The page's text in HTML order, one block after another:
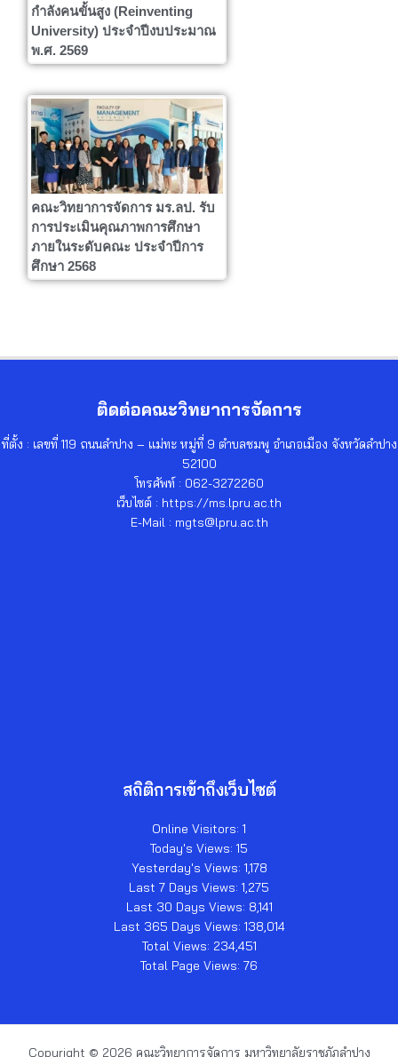
กำลังคนขั้นสูง (Reinventing
University) ประจำปีงบประมาณ
พ.ศ. 2569
คณะวิทยาการจัดการ มร.ลป. รับ
การประเมินคุณภาพการศึกษา
ภายในระดับคณะ ประจำปีการ
ศึกษา 2568
ติดต่อคณะวิทยาการจัดการ
ที่ตั้ง : เลขที่ 119 ถนนลำปาง – แม่ทะ หมู่ที่ 9 ตำบลชมพู อำเภอเมือง จังหวัดลำปาง
52100
โทรศัพท์ : 062-3272260
เว็บไซต์ : https://ms.lpru.ac.th
E-Mail : mgts@lpru.ac.th
สถิติการเข้าถึงเว็บไซต์
Online Visitors: 1
Today's Views: 15
Yesterday's Views: 1,178
Last 7 Days Views: 1,275
Last 30 Days Views: 8,141
Last 365 Days Views: 138,014
Total Views: 234,451
Total Page Views: 76
Copyright © 2026 คณะวิทยาการจัดการ มหาวิทยาลัยราชภัฏลำปาง